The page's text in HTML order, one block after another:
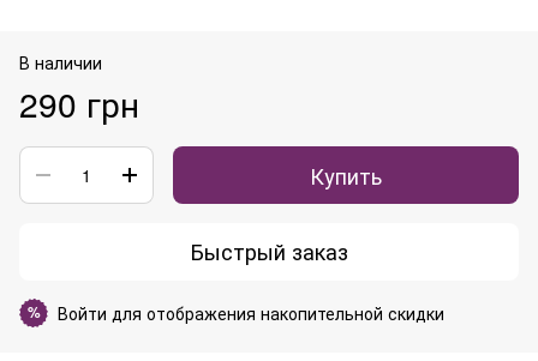
В наличии
290 грн
Купить
Быстрый заказ
% Войти для отображения накопительной скидки